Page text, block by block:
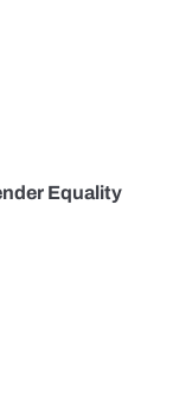
Equality